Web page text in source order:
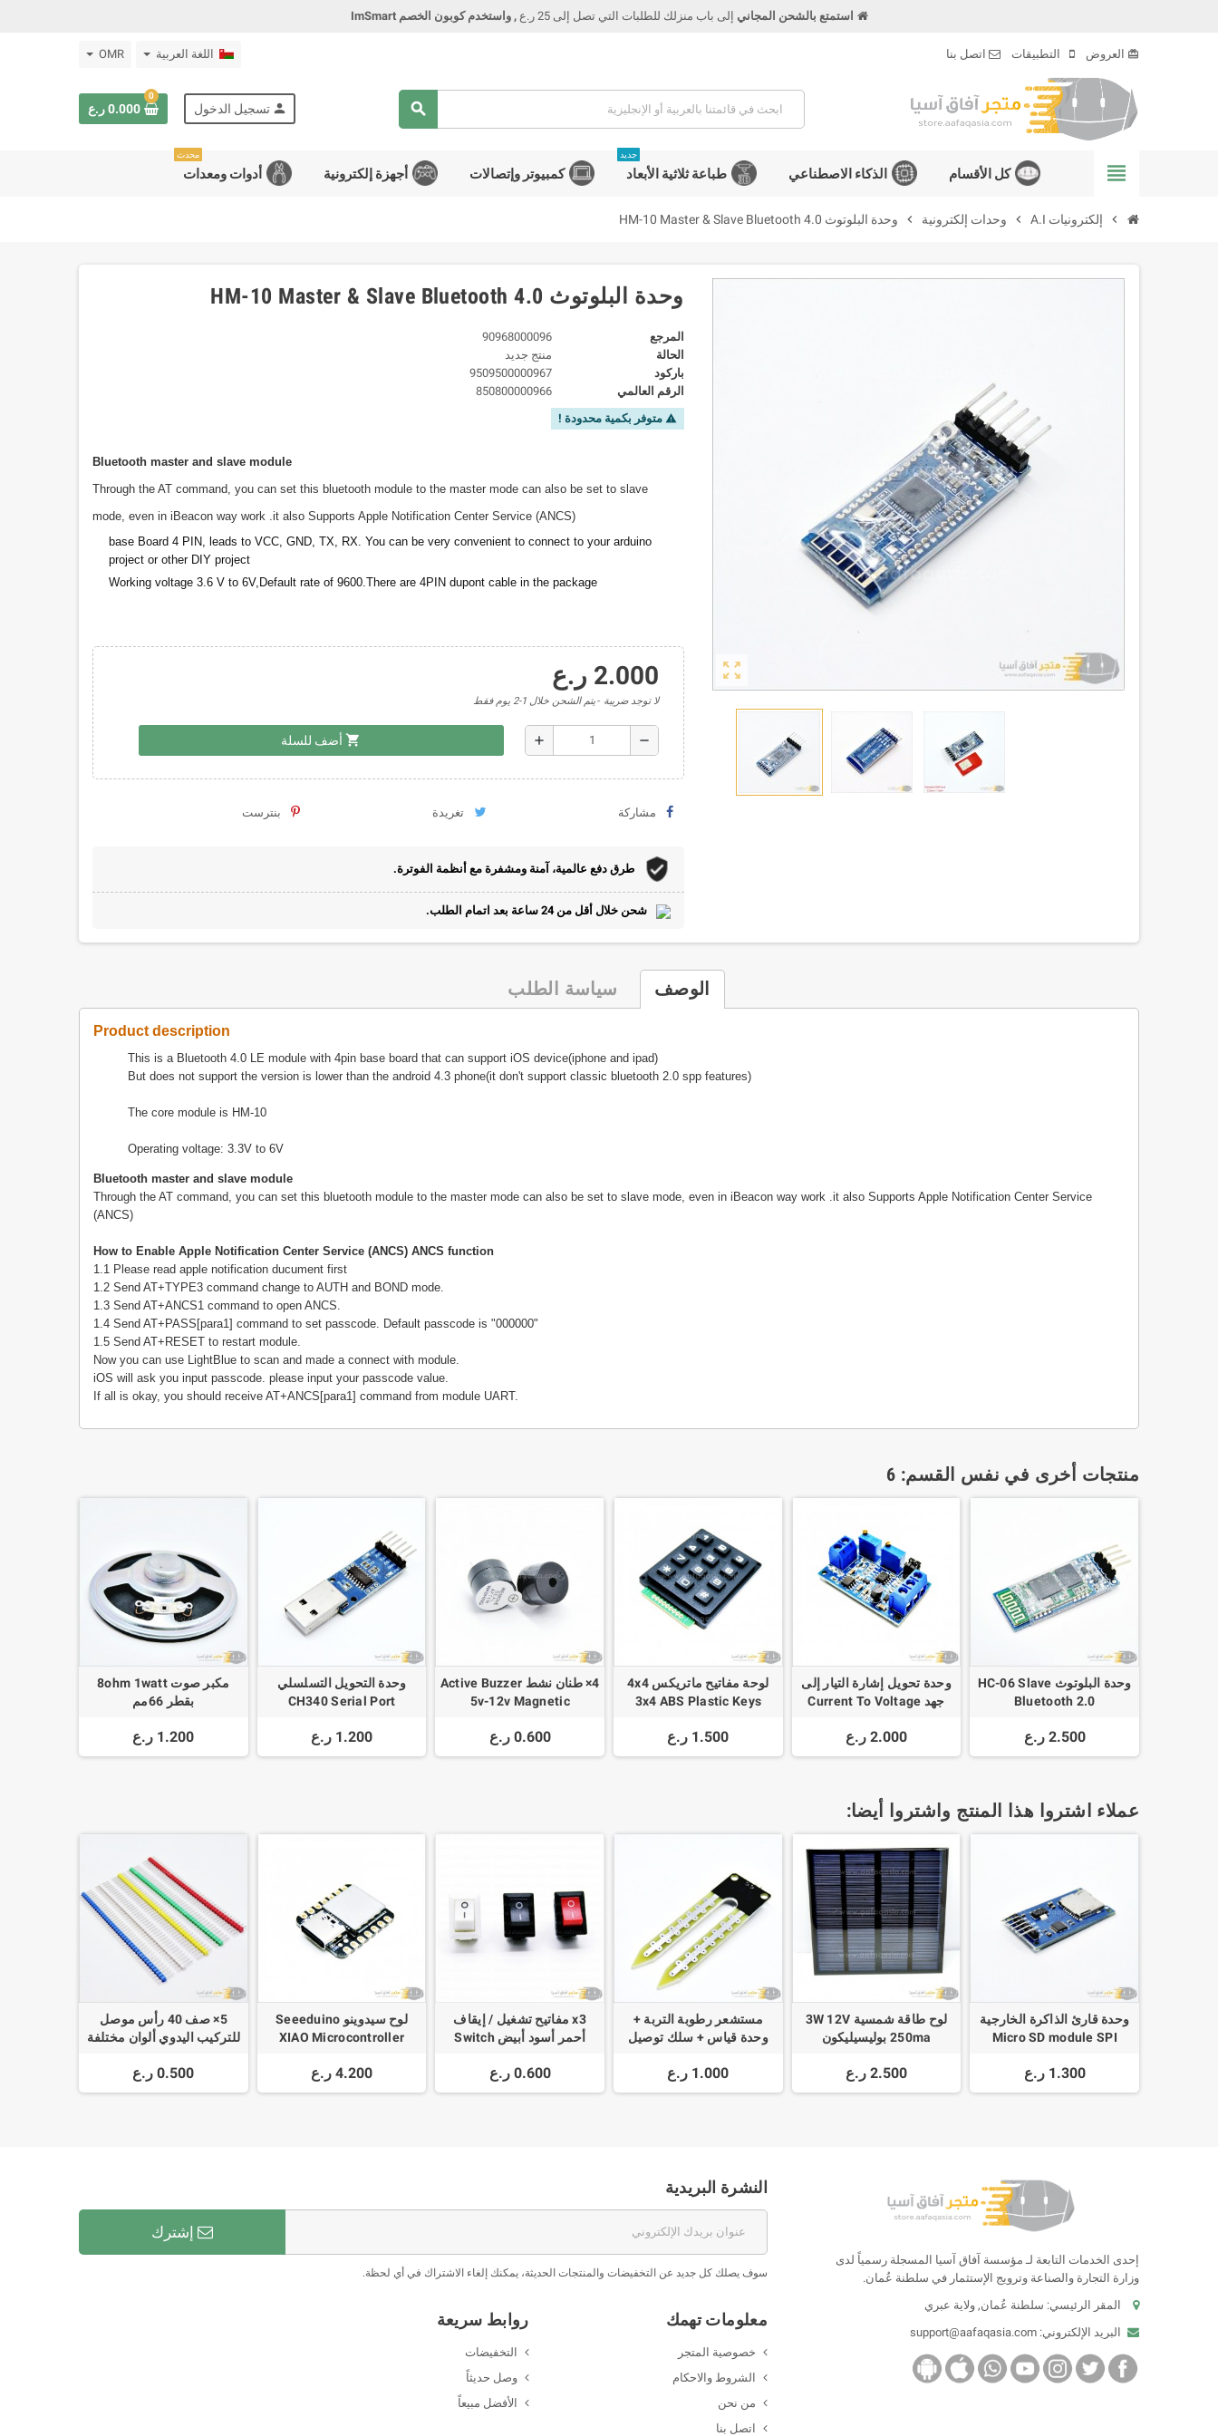
استمتع بالشحن المجاني إلى باب منزلك للطلبات التي تصل إلى 25 ر.ع , واستخدم كوبون الخصم ImSmart
card_giftcard العروض التطبيقات اتصل بنا اللغة العربية OMR
search
person تسجيل الدخول
0
0.000 ر.ع
view_headline كل الأقسام الذكاء الاصطناعي طباعة ثلاثية الأبعاد
جديد
كمبيوتر وإتصالات أجهزة إلكترونية أدوات ومعدات
محدث
chevron_right إلكترونيات A.I chevron_right وحدات إلكترونية chevron_right وحدة البلوتوث HM-10 Master & Slave Bluetooth 4.0
zoom_out_map
وحدة البلوتوث HM-10 Master & Slave Bluetooth 4.0
المرجع
90968000096
الحالة
منتج جديد
باركود
9509500000967
الرقم العالمي
850800000966
warning متوفر بكمية محدودة !
Bluetooth master and slave module
Through the AT command, you can set this bluetooth module to the master mode can also be set to slave
mode, even in iBeacon way work .it also Supports Apple Notification Center Service (ANCS)
base Board 4 PIN, leads to VCC, GND, TX, RX. You can be very convenient to connect to your arduino
project or other DIY project
Working voltage 3.6 V to 6V,Default rate of 9600.There are 4PIN dupont cable in the package
2.000 ر.ع
لا توجد ضريبة يتم الشحن خلال 1-2 يوم فقط
remove
add
shopping_cart أضف للسلة
مشاركة تغريدة بنترست
طرق دفع عالمية، آمنة ومشفرة مع أنظمة الفوترة.
شحن خلال أقل من 24 ساعة بعد اتمام الطلب.
الوصف سياسة الطلب
Product description
This is a Bluetooth 4.0 LE module with 4pin base board that can support iOS device(iphone and ipad)
But does not support the version is lower than the android 4.3 phone(it don't support classic bluetooth 2.0 spp features)
The core module is HM-10
Operating voltage: 3.3V to 6V
Bluetooth master and slave module
Through the AT command, you can set this bluetooth module to the master mode can also be set to slave mode, even in iBeacon way work .it also Supports Apple Notification Center Service
(ANCS)
How to Enable Apple Notification Center Service (ANCS) ANCS function
1.1 Please read apple notification ducument first
1.2 Send AT+TYPE3 command change to AUTH and BOND mode.
1.3 Send AT+ANCS1 command to open ANCS.
1.4 Send AT+PASS[para1] command to set passcode. Default passcode is "000000"
1.5 Send AT+RESET to restart module.
Now you can use LightBlue to scan and made a connect with module.
iOS will ask you input passcode. please input your passcode value.
If all is okay, you should receive AT+ANCS[para1] command from module UART.
منتجات أخرى في نفس القسم: 6
وحدة البلوتوث HC-06 Slave
Bluetooth 2.0
2.500 ر.ع
وحدة تحويل إشارة التيار إلى
جهد Current To Voltage
to 0- 3.3V/0 -5V/0 -10V
2.000 ر.ع
لوحة مفاتيح ماتريكس 4x4
3x4 ABS Plastic Keys
1.500 ر.ع
4× طنان نشط Active Buzzer
5v-12v Magnetic
0.600 ر.ع
وحدة التحويل التسلسلي
CH340 Serial Port
Converter
1.200 ر.ع
مكبر صوت 8ohm 1watt
بقطر 66مم
1.200 ر.ع
عملاء اشتروا هذا المنتج واشتروا أيضا:
وحدة قارئ الذاكرة الخارجية
Micro SD module SPI
1.300 ر.ع
لوح طاقة شمسية 3W 12V
250ma بوليسيليكون
2.500 ر.ع
مستشعر رطوبة التربة +
وحدة قياس + سلك توصيل
1.000 ر.ع
x3 مفاتيح تشغيل / إيقاف
أحمر أسود أبيض Switch
2Pin 3A 250V KCD11
0.600 ر.ع
لوح سيدوينو Seeeduino
XIAO Microcontroller
48MHZ
4.200 ر.ع
5× صف 40 رأس موصل
للتركيب اليدوي ألوان مختلفة
0.500 ر.ع
إحدى الخدمات التابعة لـ مؤسسة آفاق آسيا المسجلة رسمياً لدى
وزارة التجارة والصناعة وترويج الإستثمار في سلطنة عُمان.
المقر الرئيسي: سلطنة عُمان, ولاية عبري
البريد الإلكتروني: support@aafaqasia.com
النشرة البريدية
إشترك
سوف يصلك كل جديد عن التخفيضات والمنتجات الحديثة، يمكنك إلغاء الاشتراك في أي لحظة.
معلومات تهمك
خصوصية المتجر
الشروط والاحكام
من نحن
اتصل بنا
روابط سريعة
التخفيضات
وصل حديثاً
الأفضل مبيعاً